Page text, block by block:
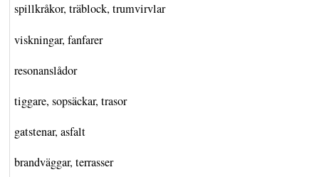
spillkråkor, träblock, trumvirvlar
viskningar, fanfarer
resonanslådor
tiggare, sopsäckar, trasor
gatstenar, asfalt
brandväggar, terrasser